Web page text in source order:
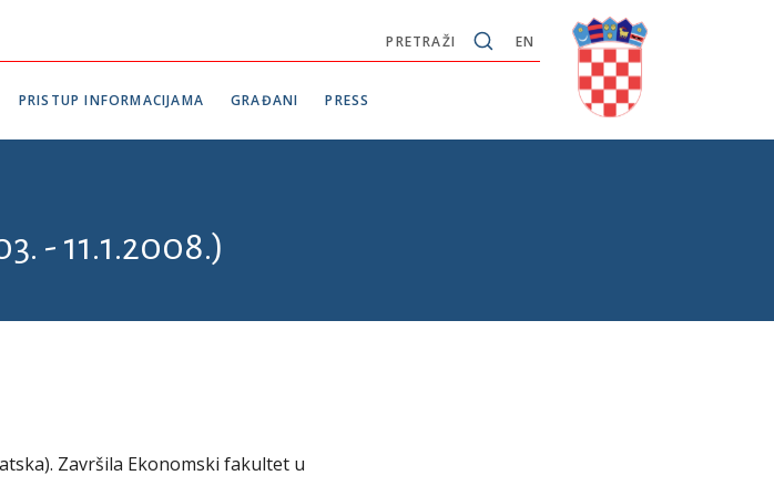
EN
PRETRAŽI
PRISTUP INFORMACIJAMA GRAĐANI PRESS
- 11.1.2008.)
Završila Ekonomski fakultet u